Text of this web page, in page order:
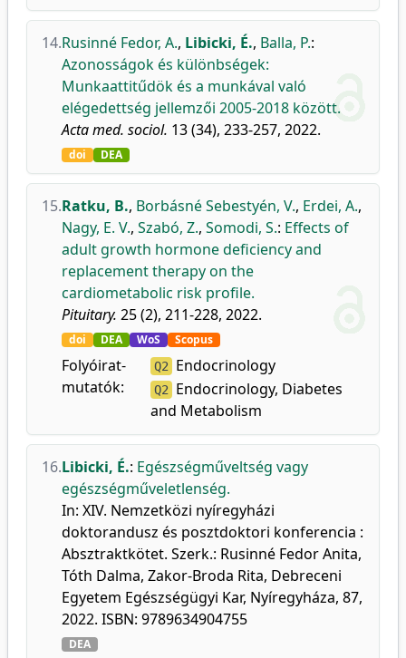
14.Rusinné Fedor, A., Libicki, É., Balla, P.:
Azonosságok és különbségek:
Munkaattitűdök és a munkával való
elégedettség jellemzői 2005-2018 között.
Acta med. sociol. 13 (34), 233-257, 2022.
doi DEA
15.Ratku, B., Borbásné Sebestyén, V., Erdei, A.,
Nagy, E. V., Szabó, Z., Somodi, S.: Effects of
adult growth hormone deficiency and
replacement therapy on the
cardiometabolic risk profile.
Pituitary. 25 (2), 211-228, 2022.
doi DEA WoS Scopus
Folyóirat-
mutatók:
Q2 Endocrinology
Q2 Endocrinology, Diabetes
and Metabolism
16.Libicki, É.: Egészségműveltség vagy
egészségműveletlenség.
In: XIV. Nemzetközi nyíregyházi
doktorandusz és posztdoktori konferencia :
Absztraktkötet. Szerk.: Rusinné Fedor Anita,
Tóth Dalma, Zakor-Broda Rita, Debreceni
Egyetem Egészségügyi Kar, Nyíregyháza, 87,
2022. ISBN: 9789634904755
DEA